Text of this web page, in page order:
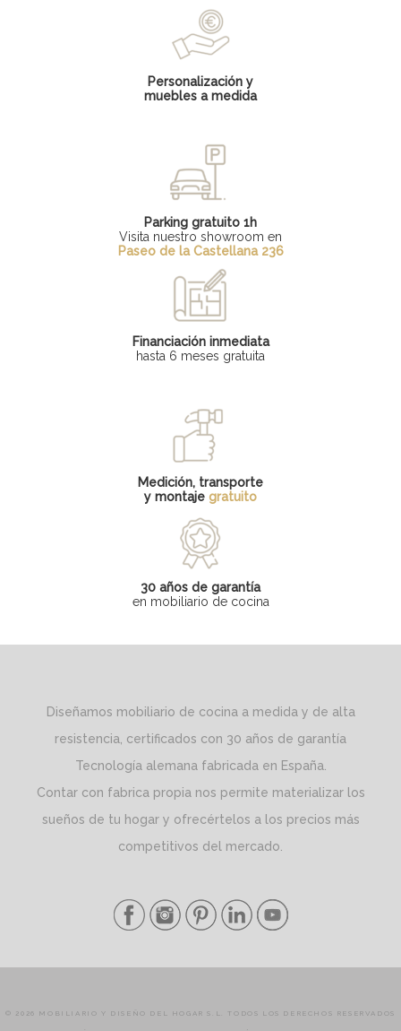
Personalización y
muebles a medida
Parking gratuito 1h
Visita nuestro showroom en
Paseo de la Castellana 236
Financiación inmediata
hasta 6 meses gratuita
Medición, transporte
y montaje gratuito
30 años de garantía
en mobiliario de cocina
Diseñamos mobiliario de cocina a medida y de alta
resistencia, certificados con 30 años de garantía
Tecnología alemana fabricada en España.
Contar con fabrica propia nos permite materializar los
sueños de tu hogar y ofrecértelos a los precios más
competitivos del mercado.
© 2026 MOBILIARIO Y DISEÑO DEL HOGAR S.L. TODOS LOS DERECHOS RESERVADOS